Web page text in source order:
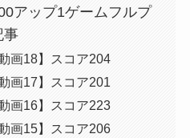
アップ1ゲームフルプ
事
画18】スコア204
画17】スコア201
画16】スコア223
画15】スコア206